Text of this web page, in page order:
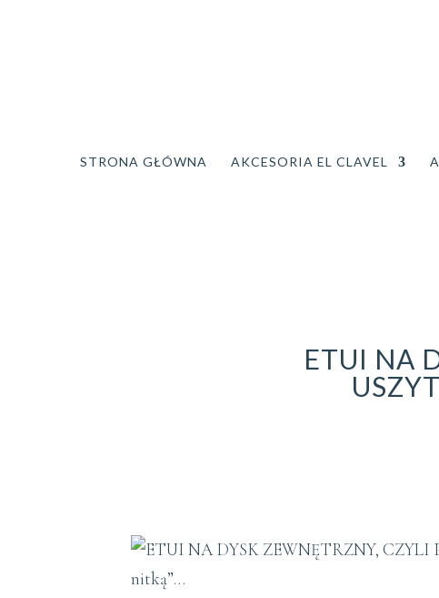
STRONA GŁÓWNA AKCESORIA EL CLAVEL
ETUI NA